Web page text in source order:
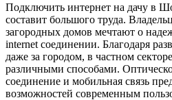
Подключить интернет на дачу в
составит большого труда.
загородных домов мечтают о
internet соединении. Благодаря
даже за городом, в частном
различными способами.
соединение и мобильная связь
возможностей современным